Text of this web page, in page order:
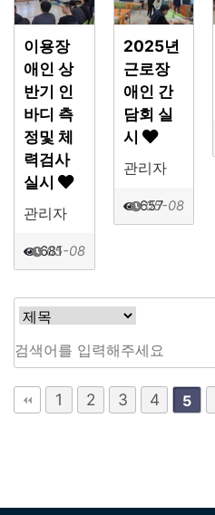
이용장
애인 상
반기 인
바디 측
정및 체
력검사
실시
관리자
681
05-08
2025년
근로장
애인 간
담회 실
시
관리자
657
05-08
1 2 3 4 5